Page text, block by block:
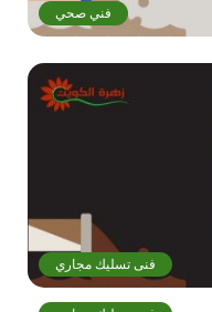
فني صحي
فنى تسليك مجاري